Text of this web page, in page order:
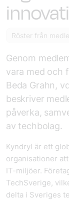
Röster från
Genom
vara med och
Beda Grahn,
beskriver
påverka,
av techbolag.
Kyndryl är ett
organisationer
IT-miljöer.
TechSverige,
delta i Sveriges